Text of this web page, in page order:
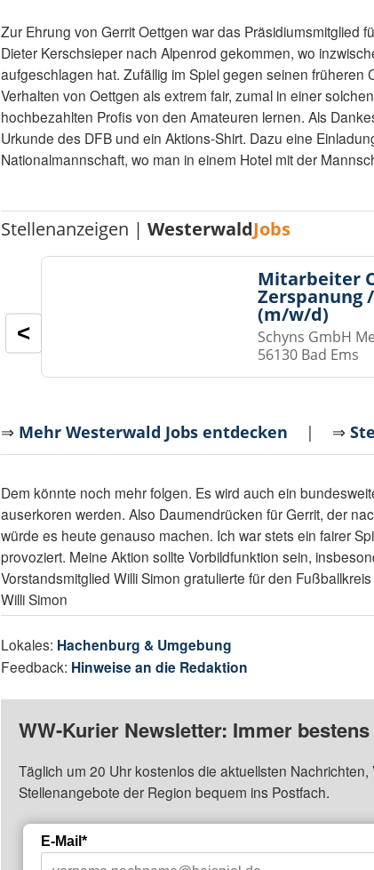
Zur Ehrung von Gerrit Oettgen war das Präsidiumsmitglied
Dieter Kerschsieper nach Alpenrod gekommen, wo
aufgeschlagen hat. Zufällig im Spiel gegen seinen früheren
Verhalten von Oettgen als extrem fair, zumal in einer
hochbezahlten Profis von den Amateuren lernen. Als
Urkunde des DFB und ein Aktions-Shirt. Dazu eine
Nationalmannschaft, wo man in einem Hotel mit der
Stellenanzeigen |WesterwaldJobs
Mitarbeiter
Zerspanung
(m/w/d)
Schyns GmbH
56130 Bad Ems
<
⇒ Mehr Westerwald Jobs entdecken | ⇒
Dem könnte noch mehr folgen. Es wird auch ein
auserkoren werden. Also Daumendrücken für Gerrit, der
würde es heute genauso machen. Ich war stets ein fairer
provoziert. Meine Aktion sollte Vorbildfunktion sein,
Vorstandsmitglied Willi Simon gratulierte für den
Willi Simon
Lokales: Hachenburg & Umgebung
Feedback: Hinweise an die Redaktion
WW-Kurier Newsletter: Immer
Täglich um 20 Uhr kostenlos die aktuellsten
Stellenangebote der Region bequem ins Postfach.
E-Mail*